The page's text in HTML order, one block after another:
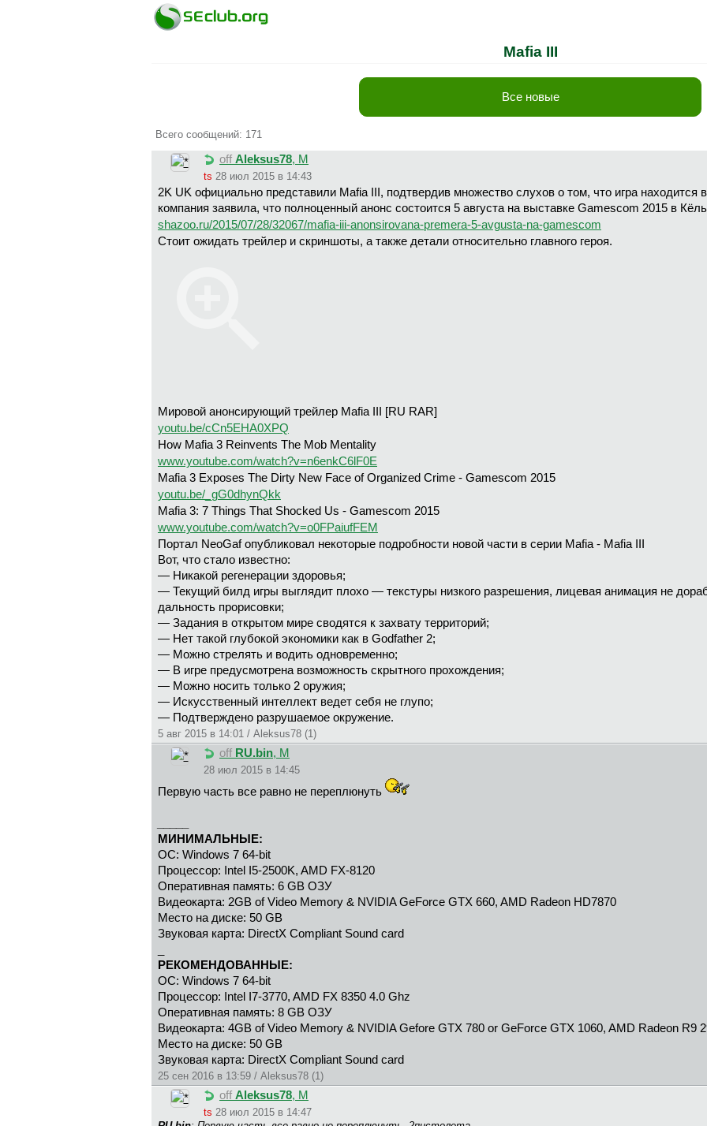
Mafia III
Все новые
Всего сообщений: 171
off Aleksus78, М
ts 28 июл 2015 в 14:43
2K UK официально представили Mafia III, подтвердив множество слухов о том, что игра находится
компания заявила, что полноценный анонс состоится 5 августа на выставке Gamescom 2015 в
shazoo.ru/2015/07/28/32067/mafia-iii-anonsirovana-premera-5-avgusta-na-gamescom
Стоит ожидать трейлер и скриншоты, а также детали относительно главного героя.
Мировой анонсирующий трейлер Mafia III [RU RAR]
youtu.be/cCn5EHA0XPQ
How Mafia 3 Reinvents The Mob Mentality
www.youtube.com/watch?v=n6enkC6lF0E
Mafia 3 Exposes The Dirty New Face of Organized Crime - Gamescom 2015
youtu.be/_gG0dhynQkk
Mafia 3: 7 Things That Shocked Us - Gamescom 2015
www.youtube.com/watch?v=o0FPaiufFEM
Портал NeoGaf опубликовал некоторые подробности новой части в серии Mafia - Mafia III
Вот, что стало известно:
— Никакой регенерации здоровья;
— Текущий билд игры выглядит плохо — текстуры низкого разрешения, лицевая анимация не
дальность прорисовки;
— Задания в открытом мире сводятся к захвату территорий;
— Нет такой глубокой экономики как в Godfather 2;
— Можно стрелять и водить одновременно;
— В игре предусмотрена возможность скрытного прохождения;
— Можно носить только 2 оружия;
— Искусственный интеллект ведет себя не глупо;
— Подтверждено разрушаемое окружение.
5 авг 2015 в 14:01 / Aleksus78 (1)
off RU.bin, М
28 июл 2015 в 14:45
Первую часть все равно не переплюнуть
МИНИМАЛЬНЫЕ:
ОС: Windows 7 64-bit
Процессор: Intel I5-2500K, AMD FX-8120
Оперативная память: 6 GB ОЗУ
Видеокарта: 2GB of Video Memory & NVIDIA GeForce GTX 660, AMD Radeon HD7870
Место на диске: 50 GB
Звуковая карта: DirectX Compliant Sound card
РЕКОМЕНДОВАННЫЕ:
ОС: Windows 7 64-bit
Процессор: Intel I7-3770, AMD FX 8350 4.0 Ghz
Оперативная память: 8 GB ОЗУ
Видеокарта: 4GB of Video Memory & NVIDIA Gefore GTX 780 or GeForce GTX 1060, AMD Radeon R9
Место на диске: 50 GB
Звуковая карта: DirectX Compliant Sound card
25 сен 2016 в 13:59 / Aleksus78 (1)
off Aleksus78, М
ts 28 июл 2015 в 14:47